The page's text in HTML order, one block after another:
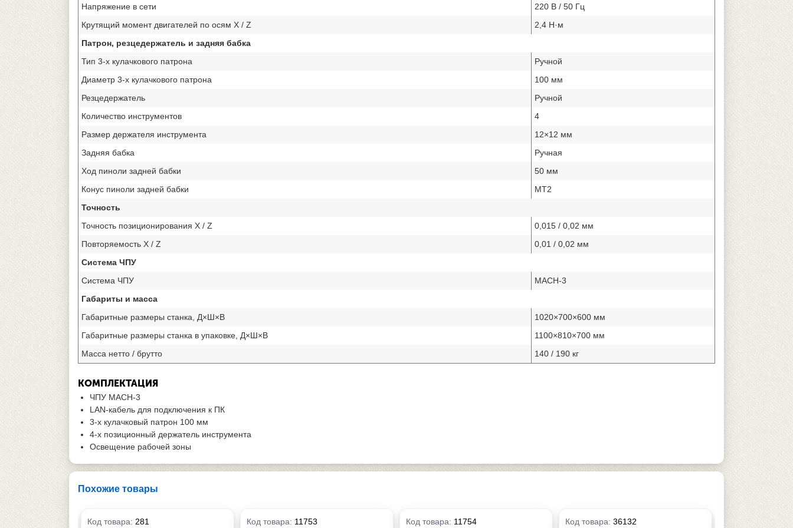
Напряжение в сети
220 В / 50 Гц
Крутящий момент двигателей по осям X / Z
2,4 Н·м
Патрон, резцедержатель и задняя бабка
Тип 3-х кулачкового патрона
Ручной
Диаметр 3-х кулачкового патрона
100 мм
Резцедержатель
Ручной
Количество инструментов
4
Размер держателя инструмента
12×12 мм
Задняя бабка
Ручная
Ход пиноли задней бабки
50 мм
Конус пиноли задней бабки
МТ2
Точность
Точность позиционирования X / Z
0,015 / 0,02 мм
Повторяемость X / Z
0,01 / 0,02 мм
Система ЧПУ
Система ЧПУ
MACH-3
Габариты и масса
Габаритные размеры станка, Д×Ш×В
1020×700×600 мм
Габаритные размеры станка в упаковке, Д×Ш×В
1100×810×700 мм
Масса нетто / брутто
140 / 190 кг
КОМПЛЕКТАЦИЯ
ЧПУ MACH-3
LAN-кабель для подключения к ПК
3-х кулачковый патрон 100 мм
4-х позиционный держатель инструмента
Освещение рабочей зоны
Похожие товары
Код товара: 281 Код товара: 11753 Код товара: 11754 Код товара: 36132 Код товара: